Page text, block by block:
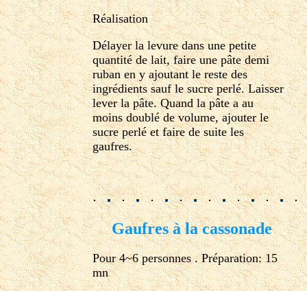
Réalisation
Délayer la levure dans une petite
quantité de lait, faire une pâte demi
ruban en y ajoutant le reste des
ingrédients sauf le sucre perlé. Laisser
lever la pâte. Quand la pâte a au
moins doublé de volume, ajouter le
sucre perlé et faire de suite les
gaufres.
Gaufres à la cassonade
Pour 4~6 personnes . Préparation: 15
mn